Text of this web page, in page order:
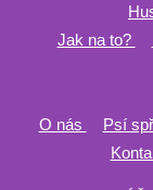
Jak na to?
O nás
Psí